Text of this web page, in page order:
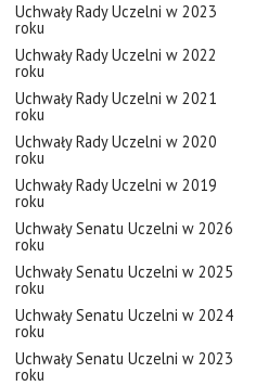
Uchwały Rady Uczelni w 2023
roku
Uchwały Rady Uczelni w 2022
roku
Uchwały Rady Uczelni w 2021
roku
Uchwały Rady Uczelni w 2020
roku
Uchwały Rady Uczelni w 2019
roku
Uchwały Senatu Uczelni w 2026
roku
Uchwały Senatu Uczelni w 2025
roku
Uchwały Senatu Uczelni w 2024
roku
Uchwały Senatu Uczelni w 2023
roku